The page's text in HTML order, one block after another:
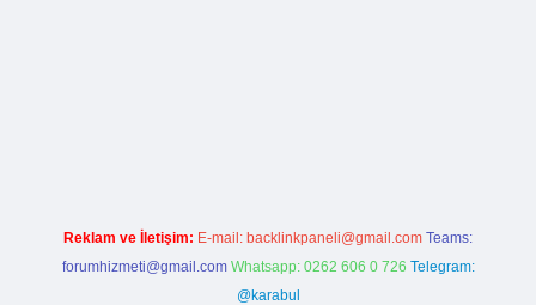
Reklam ve İletişim: E-mail: backlinkpaneli@gmail.com Teams:
forumhizmeti@gmail.com Whatsapp: 0262 606 0 726 Telegram:
@karabul